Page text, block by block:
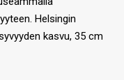
Helsingin
kasvu, 35 cm